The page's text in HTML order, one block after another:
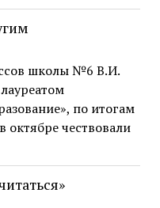
школы №6 В.И.
по итогам
октябре чествовали